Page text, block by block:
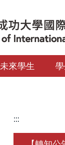
未來學生
:::